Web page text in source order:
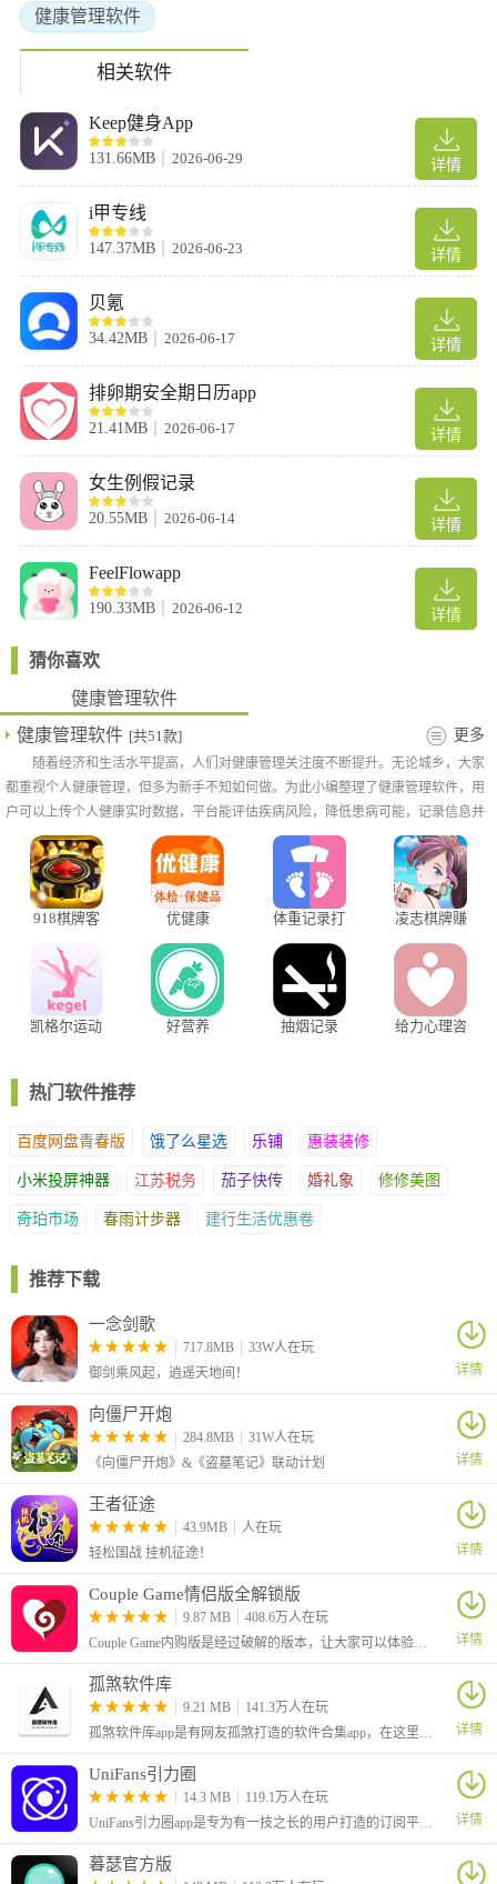
方。
5、指标预警反馈：提早预警各项指标危险，医生及时给出专业指
导与反馈。
患者。
7、多维度全程管理：从化验、用药、血压、饮食、症状五个维度
进行全程跟踪管理。
方。
9、血压实时监控：实时监测用户血压并通过平台详细推送相关信
息。
软件亮点
1、满足子女、健康照护人员对长者健康、安全及照护信息的查看
2、实现老人健康信息智能化管理，通过智能设备测量日常健康及
安全预警等。
3、支持养老资源获取，帮助老人通过养老平台寻找合适的资源并
享受服务。
软件优势
2、随时查询医生叮嘱内容，催促您更有效的开展健康生活方式，
更有益于康复治疗
4、随意加上各类身心健康纪录，随时随地发送保存起来，方便用
户管理和查看
5、App现有够功能优化，让使用更加顺畅
6、有专业的医生自动化为肾友制定个性化管理处方
推荐理由
1、拥有历经15年构筑的亿级健康大数据及近4000位专业医护团队
以及数百家健康体检机构。
2、国内O2O云健康管理平台和去中心化的医学检测平台。
3、记健康、测健康、管健康、保健康”为核心的大数据+医疗服务
健康管理平台。
4、致力于打造成为中国生命检测及健康管理入口。
如何注册
1、进入应用后，点击【同意】
2、在进入首页后，点击【同意肾上线】
健康管理软件
相关软件
详情
Keep健身App
131.66MB 2026-06-29
详情
i甲专线
147.37MB 2026-06-23
详情
贝氪
34.42MB 2026-06-17
详情
排卵期安全期日历app
21.41MB 2026-06-17
详情
女生例假记录
20.55MB 2026-06-14
详情
FeelFlowapp
190.33MB 2026-06-12
猜你喜欢
健康管理软件
健康管理软件 [共51款] 更多
随着经济和生活水平提高，人们对健康管理关注度不断提升。无论城乡，大家
都重视个人健康管理，但多为新手不知如何做。为此小编整理了健康管理软件，用
户可以上传个人健康实时数据，平台能评估疾病风险，降低患病可能，记录信息并
提供有效健康方法，实时呵护健康。有需要的用户快来下载。
918棋牌客
优健康
体重记录打
凌志棋牌赚
凯格尔运动
好营养
抽烟记录
给力心理咨
热门软件推荐
百度网盘青春版 饿了么星选 乐铺 惠装装修
小米投屏神器 江苏税务 茄子快传 婚礼象 修修美图
奇珀市场 春雨计步器 建行生活优惠卷
推荐下载
一念剑歌
717.8MB
33W人在玩
御剑乘风起，逍遥天地间！
详情
向僵尸开炮
284.8MB
31W人在玩
《向僵尸开炮》&《盗墓笔记》联动计划
详情
王者征途
43.9MB
人在玩
轻松国战 挂机征途！
详情
Couple Game情侣版全解锁版
9.87 MB
408.6万人在玩
Couple Game内购版是经过破解的版本，让大家可以体验到全部解锁的功能。这是一个很有趣的情侣版真心话大冒险游戏，可以有助于情侣之间进行感情的升温。
详情
孤煞软件库
9.21 MB
141.3万人在玩
孤煞软件库app是有网友孤煞打造的软件合集app，在这里为大家分享了许多好用的应用和游戏。有着丰富的栏目，可以看到有许多破解版的应用，基本上都是解锁了会员、解锁了付费功能的
详情
UniFans引力圈
14.3 MB
119.1万人在玩
UniFans引力圈app是专为有一技之长的用户打造的订阅平台，在这里有着很低的手续费，让大家可以更好的分享独家的内容
详情
暮瑟官方版